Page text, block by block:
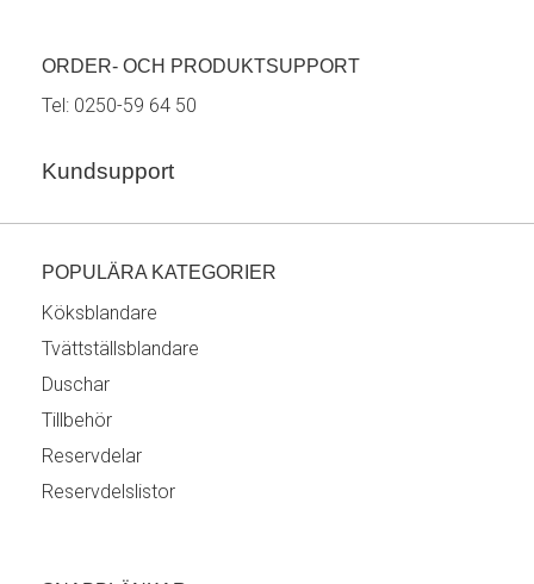
ORDER- OCH PRODUKTSUPPORT
Tel: 0250-59 64 50
Kundsupport
POPULÄRA KATEGORIER
Köksblandare
Tvättställsblandare
Duschar
Tillbehör
Reservdelar
Reservdelslistor